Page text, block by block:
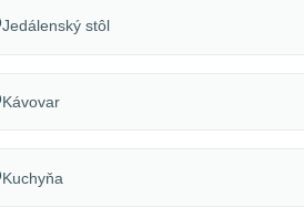
Jedálenský stôl
Kávovar
Kuchyňa